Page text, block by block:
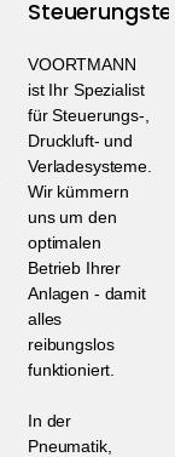
VOORTMANN
ist Ihr Spezialist
für Steuerungs-,
Druckluft- und
Verladesysteme.
Wir kümmern
uns um den
optimalen
Betrieb Ihrer
Anlagen - damit
alles
reibungslos
funktioniert.
In der
Pneumatik,